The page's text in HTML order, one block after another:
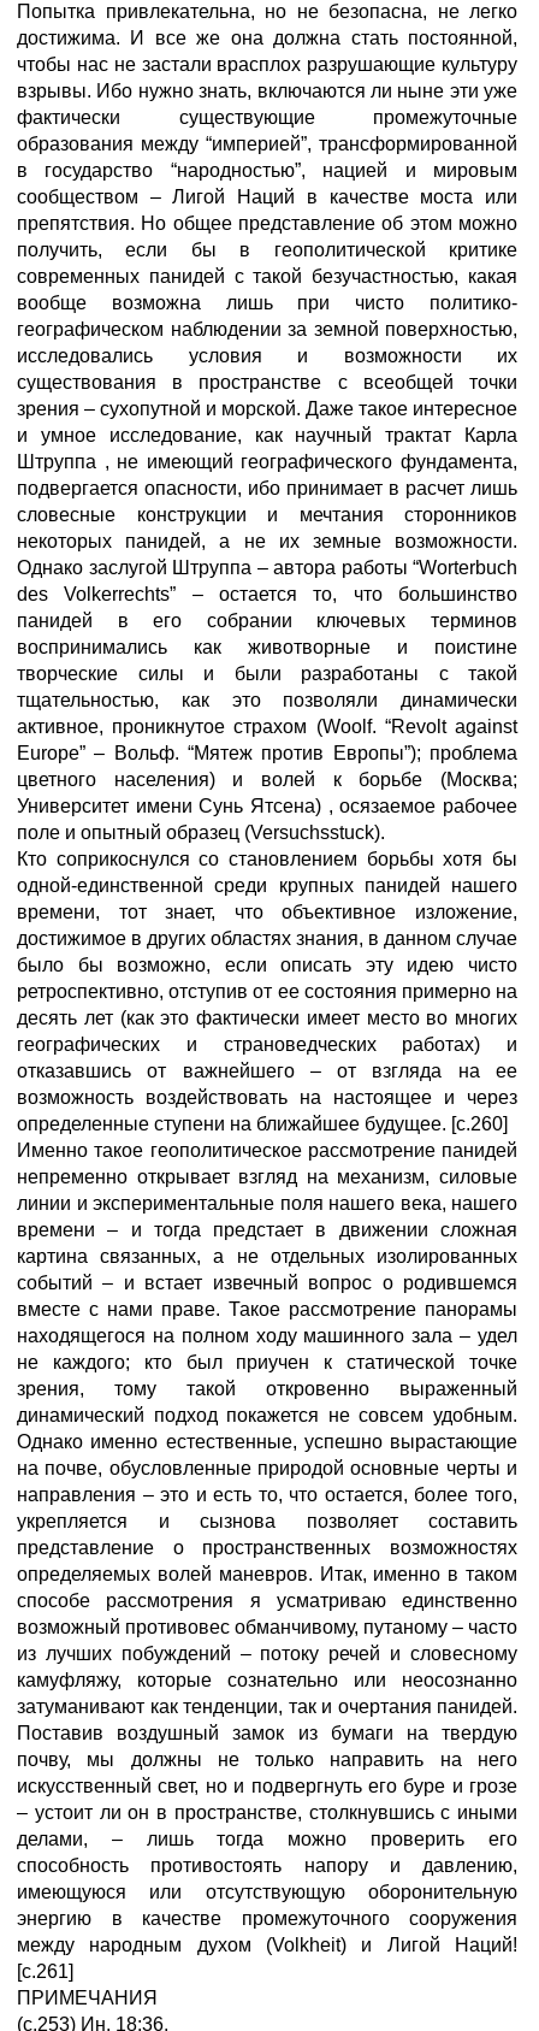
Попытка привлекательна, но не безопасна, не легко
достижима. И все же она должна стать постоянной,
чтобы нас не застали врасплох разрушающие культуру
взрывы. Ибо нужно знать, включаются ли ныне эти уже
фактически существующие промежуточные
образования между “империей”, трансформированной
в государство “народностью”, нацией и мировым
сообществом – Лигой Наций в качестве моста или
препятствия. Но общее представление об этом можно
получить, если бы в геополитической критике
современных панидей с такой безучастностью, какая
вообще возможна лишь при чисто политико-
географическом наблюдении за земной поверхностью,
исследовались условия и возможности их
существования в пространстве с всеобщей точки
зрения – сухопутной и морской. Даже такое интересное
и умное исследование, как научный трактат Карла
Штруппа , не имеющий географического фундамента,
подвергается опасности, ибо принимает в расчет лишь
словесные конструкции и мечтания сторонников
некоторых панидей, а не их земные возможности.
Однако заслугой Штруппа – автора работы “Worterbuch
des Volkerrechts” – остается то, что большинство
панидей в его собрании ключевых терминов
воспринимались как животворные и поистине
творческие силы и были разработаны с такой
тщательностью, как это позволяли динамически
активное, проникнутое страхом (Woolf. “Revolt against
Europe” – Вольф. “Мятеж против Европы”); проблема
цветного населения) и волей к борьбе (Москва;
Университет имени Сунь Ятсена) , осязаемое рабочее
поле и опытный образец (Versuchsstuck).
Кто соприкоснулся со становлением борьбы хотя бы
одной-единственной среди крупных панидей нашего
времени, тот знает, что объективное изложение,
достижимое в других областях знания, в данном случае
было бы возможно, если описать эту идею чисто
ретроспективно, отступив от ее состояния примерно на
десять лет (как это фактически имеет место во многих
географических и страноведческих работах) и
отказавшись от важнейшего – от взгляда на ее
возможность воздействовать на настоящее и через
определенные ступени на ближайшее будущее. [с.260]
Именно такое геополитическое рассмотрение панидей
непременно открывает взгляд на механизм, силовые
линии и экспериментальные поля нашего века, нашего
времени – и тогда предстает в движении сложная
картина связанных, а не отдельных изолированных
событий – и встает извечный вопрос о родившемся
вместе с нами праве. Такое рассмотрение панорамы
находящегося на полном ходу машинного зала – удел
не каждого; кто был приучен к статической точке
зрения, тому такой откровенно выраженный
динамический подход покажется не совсем удобным.
Однако именно естественные, успешно вырастающие
на почве, обусловленные природой основные черты и
направления – это и есть то, что остается, более того,
укрепляется и сызнова позволяет составить
представление о пространственных возможностях
определяемых волей маневров. Итак, именно в таком
способе рассмотрения я усматриваю единственно
возможный противовес обманчивому, путаному – часто
из лучших побуждений – потоку речей и словесному
камуфляжу, которые сознательно или неосознанно
затуманивают как тенденции, так и очертания панидей.
Поставив воздушный замок из бумаги на твердую
почву, мы должны не только направить на него
искусственный свет, но и подвергнуть его буре и грозе
– устоит ли он в пространстве, столкнувшись с иными
делами, – лишь тогда можно проверить его
способность противостоять напору и давлению,
имеющуюся или отсутствующую оборонительную
энергию в качестве промежуточного сооружения
между народным духом (Volkheit) и Лигой Наций!
[с.261]
ПРИМЕЧАНИЯ
(с.253) Ин. 18:36.